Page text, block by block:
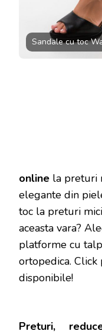
Sandale cu toc
online la preturi
elegante din
toc la preturi
aceasta vara?
platforme cu
ortopedica.
disponibile!
Preturi,